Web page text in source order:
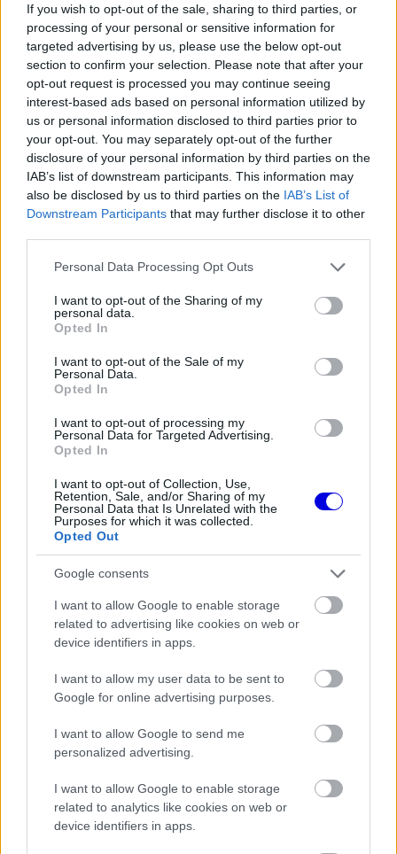
If you wish to opt-out of the sale, sharing to third parties, or
processing of your personal or sensitive information for
targeted advertising by us, please use the below opt-out
section to confirm your selection. Please note that after your
opt-out request is processed you may continue seeing
interest-based ads based on personal information utilized by
us or personal information disclosed to third parties prior to
your opt-out. You may separately opt-out of the further
disclosure of your personal information by third parties on the
IAB’s list of downstream participants. This information may
also be disclosed by us to third parties on the IAB’s List of
Downstream Participants that may further disclose it to other
Please note that this website/app uses one or more Google
not limited to your visit or usage behaviour. You may click to
grant or deny consent to Google and its third-party tags to
use your data for below specified purposes in below Google
consent section.
Personal Data Processing Opt Outs
I want to opt-out of the Sharing of my
personal data.
Opted In
I want to opt-out of the Sale of my
Personal Data.
Opted In
I want to opt-out of processing my
Personal Data for Targeted Advertising.
Opted In
I want to opt-out of Collection, Use,
Retention, Sale, and/or Sharing of my
Personal Data that Is Unrelated with the
Purposes for which it was collected.
Opted Out
Google consents
I want to allow Google to enable storage
related to advertising like cookies on web or
device identifiers in apps.
I want to allow my user data to be sent to
Google for online advertising purposes.
I want to allow Google to send me
personalized advertising.
I want to allow Google to enable storage
related to analytics like cookies on web or
device identifiers in apps.
Hétfő délelőtt erősítette meg a Volkswagen-
csoport ügyvezető igazgatója, Herbert Diess,
hogy a Porsche és az Audi révén is be fognak
szállni a Forma-1-be , pontos részleteket viszont
nem említett.
Így pedig csak valószínűsíthető, hogy 2026-ban
fognak megérkezni a száguldó cirkuszba, a többi
részlet viszont kifejezetten ködös. A
németMotorsport-Total.com– amely portál közel
áll az Audihoz – újabb részletekről számolt be azt
illetően, hogyan áll a Porsche és az
Video
Player
is
loading.
This
modal
window.
The media could not be loaded, either because
the server or network failed or because the format
Motorsport-Total.com
szeretne vásárolni a Red Bull F1-es csapatából, az
Audi pedig egyelőre partnert keres. A McLarennel
folytatott tárgyalások a beszámoló szerint
EZEKET IS AJÁNLJUK